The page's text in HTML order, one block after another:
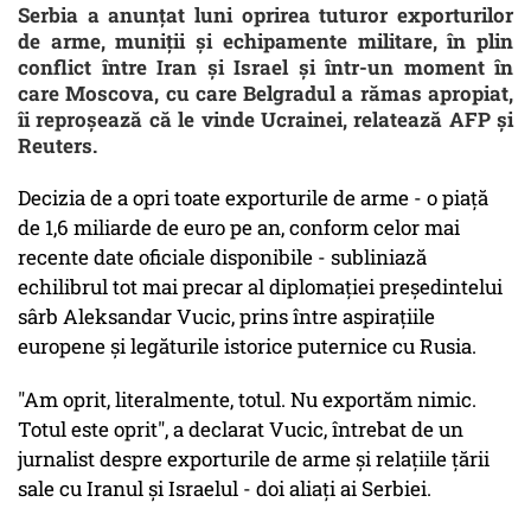
Serbia a anunţat luni oprirea tuturor exporturilor
de arme, muniţii şi echipamente militare, în plin
conflict între Iran şi Israel şi într-un moment în
care Moscova, cu care Belgradul a rămas apropiat,
îi reproşează că le vinde Ucrainei, relatează AFP şi
Reuters.
Decizia de a opri toate exporturile de arme - o piaţă
de 1,6 miliarde de euro pe an, conform celor mai
recente date oficiale disponibile - subliniază
echilibrul tot mai precar al diplomaţiei preşedintelui
sârb Aleksandar Vucic, prins între aspiraţiile
europene şi legăturile istorice puternice cu Rusia.
"Am oprit, literalmente, totul. Nu exportăm nimic.
Totul este oprit", a declarat Vucic, întrebat de un
jurnalist despre exporturile de arme şi relaţiile ţării
sale cu Iranul şi Israelul - doi aliaţi ai Serbiei.